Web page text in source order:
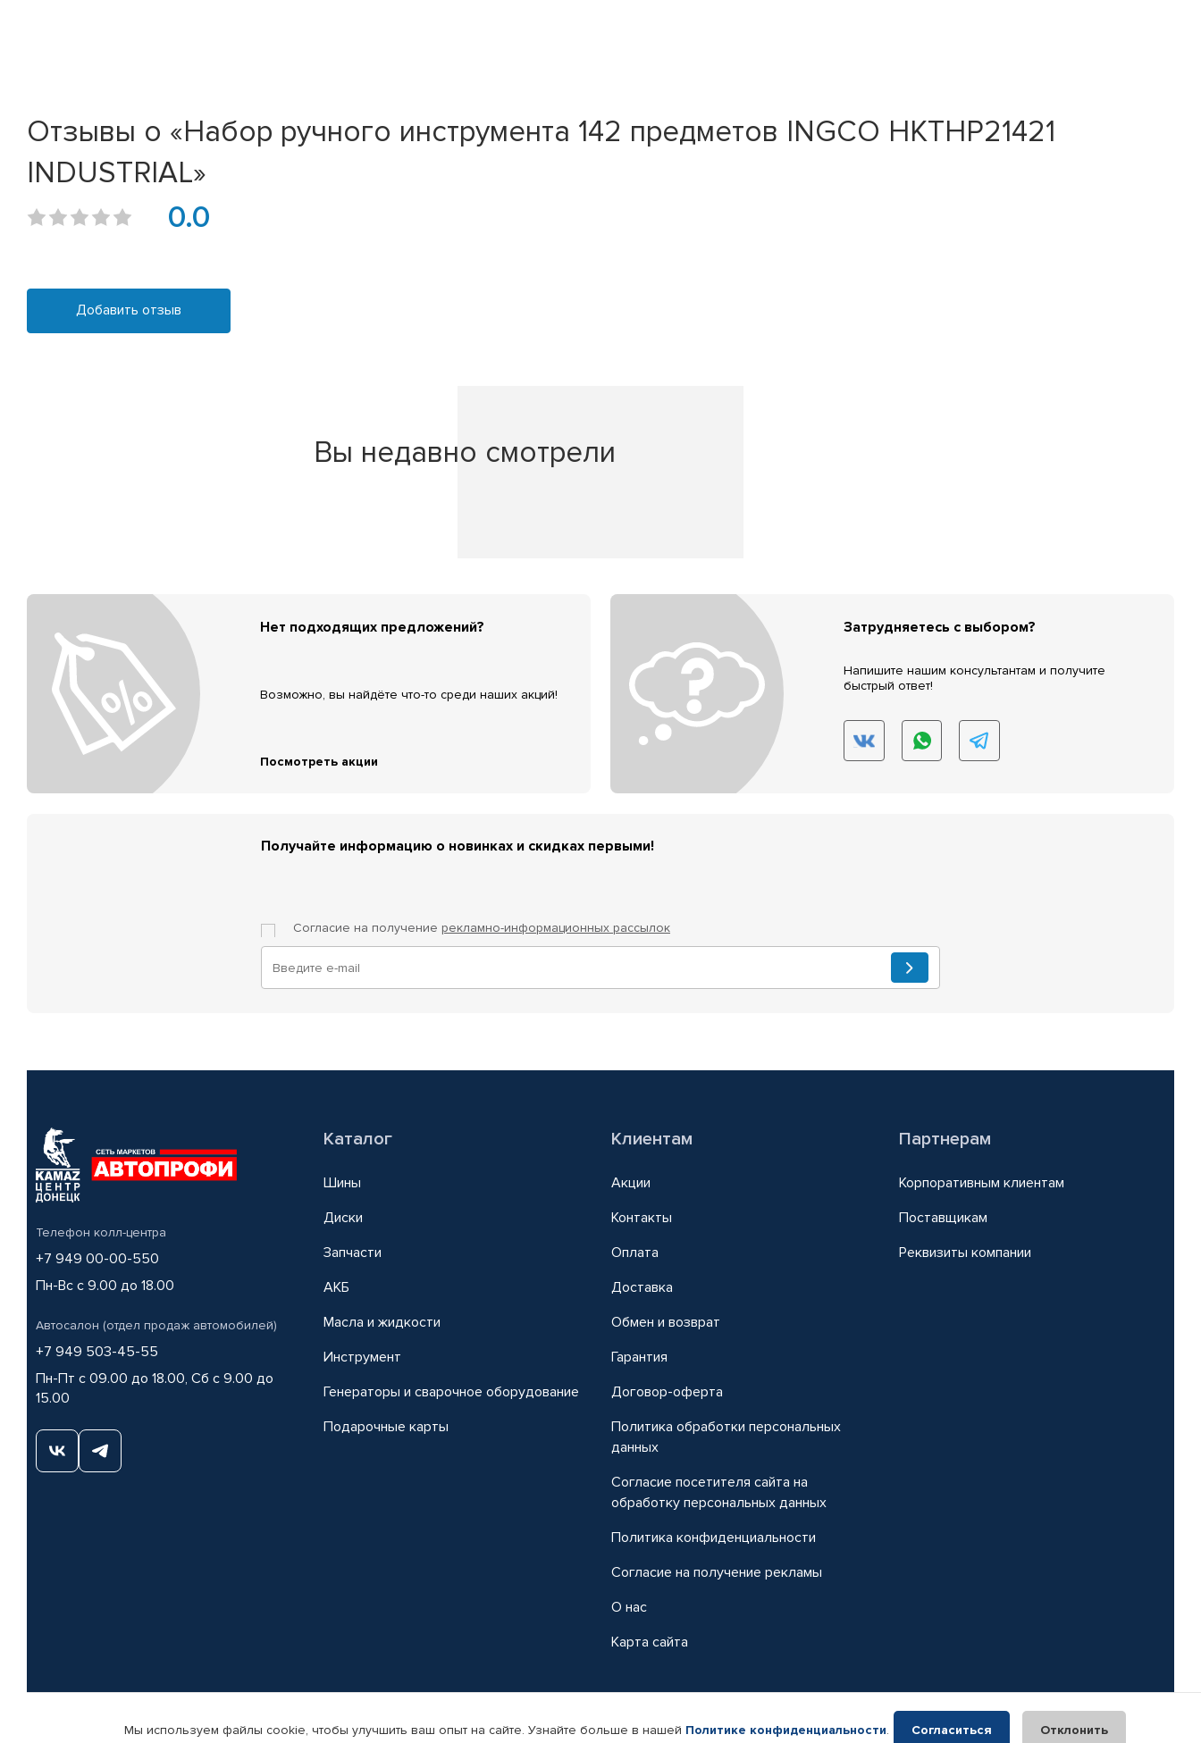
Отзывы о «Набор ручного инструмента 142 предметов INGCO HKTHP21421
INDUSTRIAL»
0.0
Добавить отзыв
Вы недавно смотрели
Нет подходящих предложений?
Возможно, вы найдёте что-то среди наших акций!
Посмотреть акции
Затрудняетесь с выбором?
Напишите нашим консультантам и получите
быстрый ответ!
Получайте информацию о новинках и скидках первыми!
Согласие на получение рекламно-информационных рассылок
Телефон колл-центра
+7 949 00-00-550
Пн-Вс с 9.00 до 18.00
Автосалон (отдел продаж автомобилей)
+7 949 503-45-55
Пн-Пт с 09.00 до 18.00, Сб с 9.00 до
15.00
Каталог
Шины
Диски
Запчасти
АКБ
Масла и жидкости
Инструмент
Генераторы и сварочное оборудование
Подарочные карты
Клиентам
Акции
Контакты
Оплата
Доставка
Обмен и возврат
Гарантия
Договор-оферта
Политика обработки персональных
данных
Согласие посетителя сайта на
обработку персональных данных
Политика конфиденциальности
Согласие на получение рекламы
О нас
Карта сайта
Партнерам
Корпоративным клиентам
Поставщикам
Реквизиты компании
© КАМАЗ ЦЕНТР ДОНЕЦК, 2015-2026. Все права защищены. Интернет-магазин автомобильных товаров Автопрофи.
Мы используем файлы cookie, чтобы улучшить ваш опыт на сайте. Узнайте больше в нашей Политике конфиденциальности. Согласиться Отклонить